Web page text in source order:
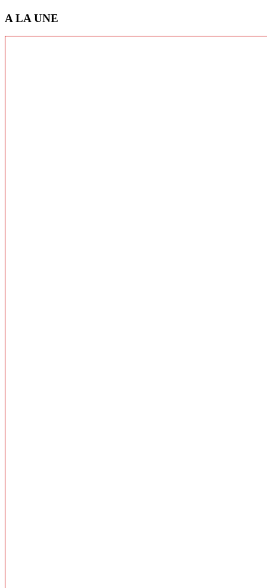
A LA UNE